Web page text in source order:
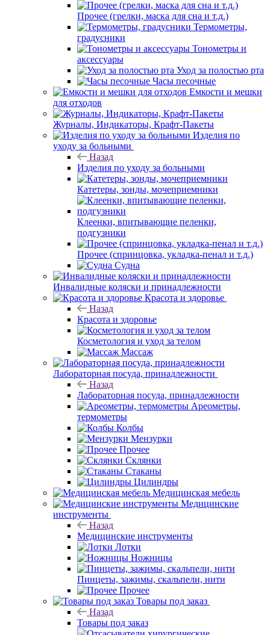
Прочее (грелки, маска для сна и т.д.)
Термометры,
градусники
Тонометры и
аксессуары
Уход за полостью рта
Часы песочные
Емкости и мешки
для отходов
Журналы, Индикаторы, Крафт-Пакеты
Изделия по
уходу за больными
Назад
Изделия по уходу за больными
Катетеры, зонды, мочеприемники
Клеенки, впитывающие пеленки,
подгузники
Прочее (спринцовка, укладка-пенал и т.д.)
Судна
Инвалидные коляски и принадлежности
Красота и здоровье
Назад
Красота и здоровье
Косметология и уход за телом
Массаж
Лабораторная посуда, принадлежности
Назад
Лабораторная посуда, принадлежности
Ареометры,
термометры
Колбы
Мензурки
Прочее
Склянки
Стаканы
Цилиндры
Медицинская мебель
Медицинские
инструменты
Назад
Медицинские инструменты
Лотки
Ножницы
Пинцеты, зажимы, скальпели, нити
Прочее
Товары под заказ
Назад
Товары под заказ